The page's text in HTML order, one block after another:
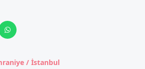

/ İstanbul